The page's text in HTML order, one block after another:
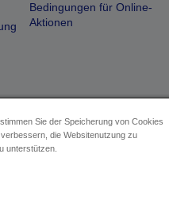
Bedingungen für Online-
Aktionen
Sie der Speicherung von Cookies
die Websitenutzung zu
unterstützen.